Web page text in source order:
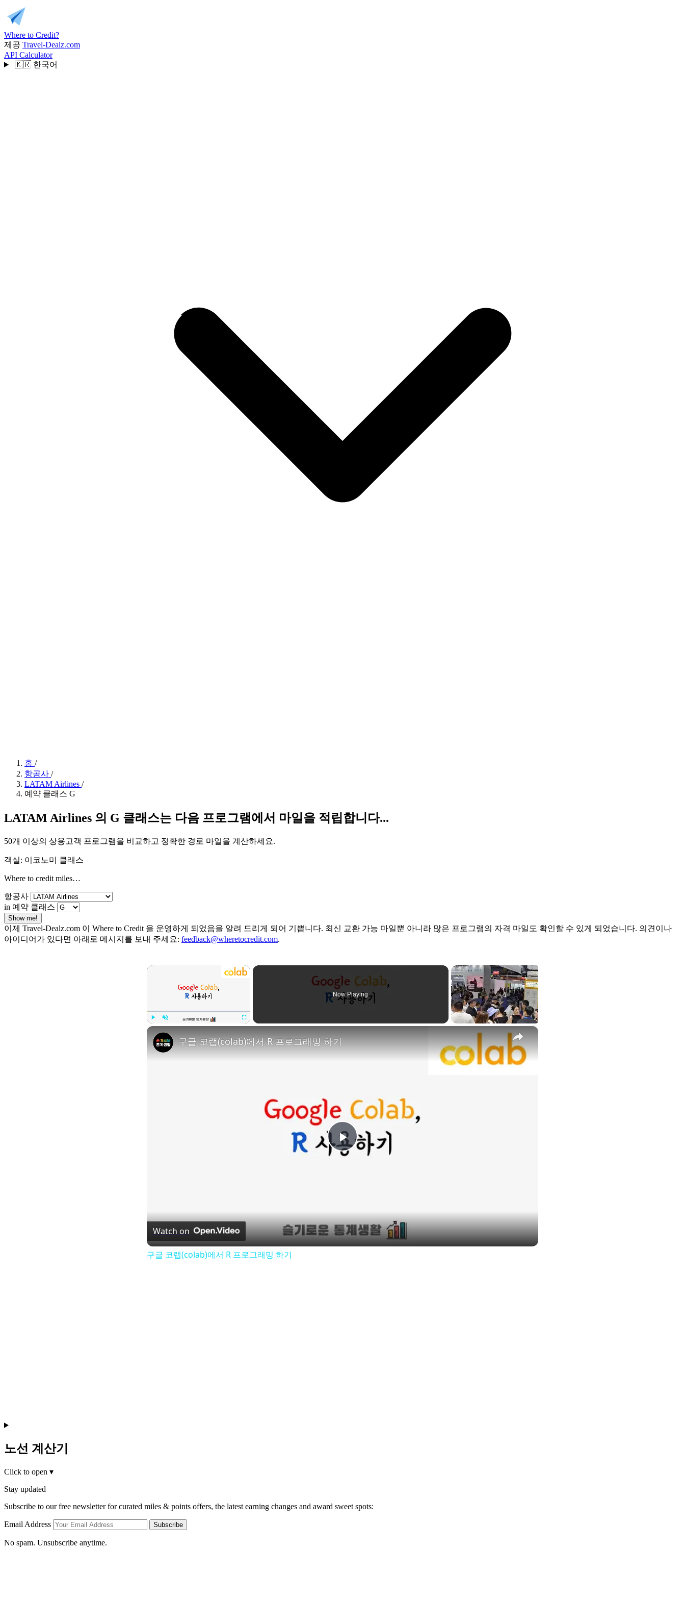
Where to Credit?
제공 Travel-Dealz.com
API Calculator
🇰🇷 한국어
홈 /
항공사 /
LATAM Airlines /
예약 클래스 G
LATAM Airlines 의 G 클래스는 다음 프로그램에서 마일을 적립합니다...
50개 이상의 상용고객 프로그램을 비교하고 정확한 경로 마일을 계산하세요.
객실: 이코노미 클래스
Where to credit miles…
항공사
in 예약 클래스
Show me!
이제 Travel-Dealz.com 이 Where to Credit 을 운영하게 되었음을 알려 드리게 되어 기쁩니다. 최신 교환 가능 마일뿐 아니라 많은 프로그램의 자격 마일도 확인할 수 있게 되었습니다. 의견이나
아이디어가 있다면 아래로 메시지를 보내 주세요: feedback@wheretocredit.com.
×
Now Playing
×
Play
구글 코랩(colab)에서 R 프로그래밍 하기
Watch on
구글 코랩(colab)에서 R 프로그래밍 하기
노선 계산기
Click to open ▾
Stay updated
Subscribe to our free newsletter for curated miles & points offers, the latest earning changes and award sweet spots:
Email Address Subscribe
No spam. Unsubscribe anytime.